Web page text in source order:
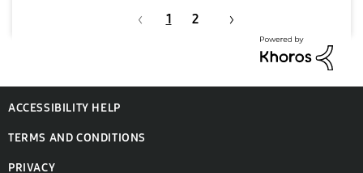
1 2
ACCESSIBILITY HELP
TERMS AND CONDITIONS
PRIVACY